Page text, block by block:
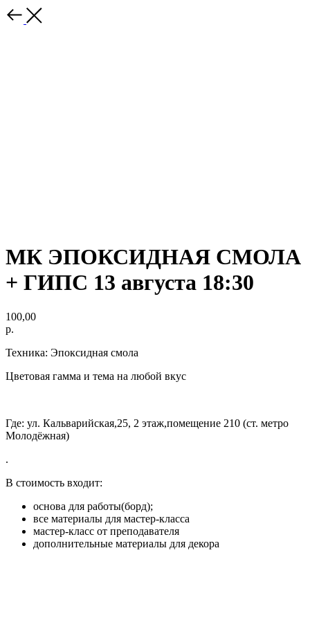
МК ЭПОКСИДНАЯ СМОЛА
+ ГИПС 13 августа 18:30
100,00
р.
Техника: Эпоксидная смола
Цветовая гамма и тема на любой вкус
Где: ул. Кальварийская,25, 2 этаж,помещение 210 (ст. метро
Молодёжная)
.
В стоимость входит:
основа для работы(борд);
все материалы для мастер-класса
мастер-класс от преподавателя
дополнительные материалы для декора